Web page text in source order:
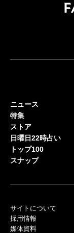
ニュース
特集
ストア
日曜日22時占い
トップ100
スナップ
サイトについて
採用情報
媒体資料